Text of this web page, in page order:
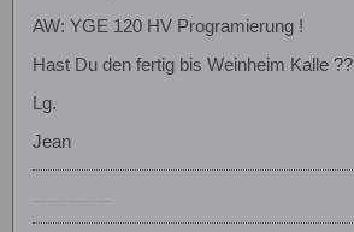
AW: YGE 120 HV Programierung !
Hast Du den fertig bis Weinheim Kalle ??
Lg.
Jean